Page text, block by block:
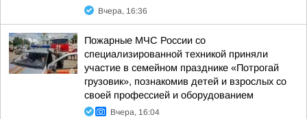
Вчера, 16:36
Пожарные МЧС России со
специализированной техникой приняли
участие в семейном празднике «Потрогай
грузовик», познакомив детей и взрослых со
своей профессией и оборудованием
Вчера, 16:04